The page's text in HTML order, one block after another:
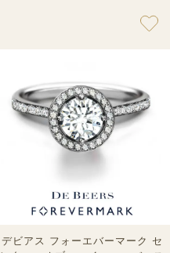
デビアス フォーエバーマーク セ